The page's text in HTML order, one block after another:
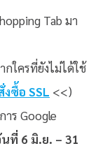
Tab มา
กใครที่ยังไม่ได้ใช้
งซื้อ SSL <<)
าร Google
ที่ 6 มิ.ย. – 31